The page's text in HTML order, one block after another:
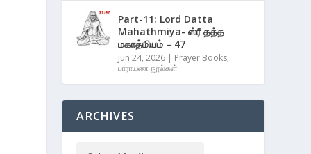
Part-11: Lord Datta
Mahathmiya- ஸ்ரீ தத்த
மகாத்மியம் – 47
Jun 24, 2026 | Prayer Books,
பாராயண நூல்கள்
ARCHIVES